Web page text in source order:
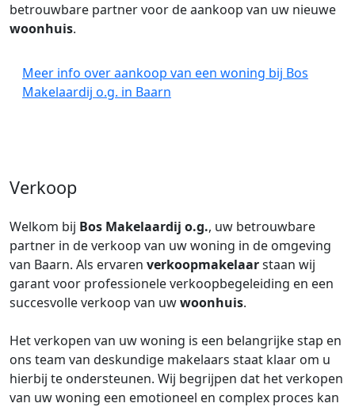
betrouwbare partner voor de aankoop van uw nieuwe
woonhuis.
Meer info over aankoop van een woning bij Bos
Makelaardij o.g. in Baarn
Verkoop
Welkom bij Bos Makelaardij o.g., uw betrouwbare
partner in de verkoop van uw woning in de omgeving
van Baarn. Als ervaren verkoopmakelaarstaan wij
garant voor professionele verkoopbegeleiding en een
succesvolle verkoop van uwwoonhuis.
Het verkopen van uw woning is een belangrijke stap en
ons team van deskundige makelaars staat klaar om u
hierbij te ondersteunen. Wij begrijpen dat het verkopen
van uw woning een emotioneel en complex proces kan